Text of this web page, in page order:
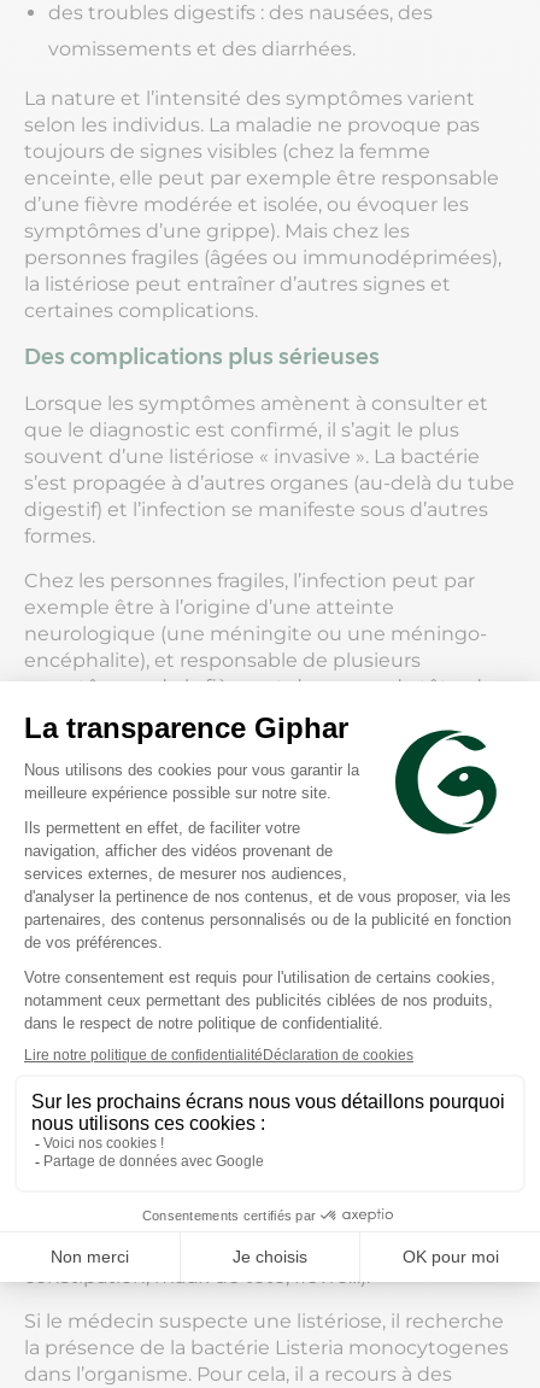
des troubles digestifs : des nausées, des
vomissements et des diarrhées.
La nature et l’intensité des symptômes varient
selon les individus. La maladie ne provoque pas
toujours de signes visibles (chez la femme
enceinte, elle peut par exemple être responsable
d’une fièvre modérée et isolée, ou évoquer les
symptômes d’une grippe). Mais chez les
personnes fragiles (âgées ou immunodéprimées),
la listériose peut entraîner d’autres signes et
certaines complications.
Des complications plus sérieuses
Lorsque les symptômes amènent à consulter et
que le diagnostic est confirmé, il s’agit le plus
souvent d’une listériose « invasive ». La bactérie
s’est propagée à d’autres organes (au-delà du tube
digestif) et l’infection se manifeste sous d’autres
formes.
Chez les personnes fragiles, l’infection peut par
exemple être à l’origine d’une atteinte
neurologique (une méningite ou une méningo-
encéphalite), et responsable de plusieurs
symptômes : de la fièvre et des maux de tête, des
nausées et des vomissements, et parfois des
troubles du comportement. Des symptômes
neurologiques peuvent ensuite persister. Si la
bactérie passe dans le sang, on parle de « listériose
bactériémique », avec l’apparition de fièvre ou de
frissons. Une bactériémie peut aussi engendrer
une infection des prothèses portées par certains
patients (prothèses articulaires ou vasculaires).
Même si cela reste rare, la listériose peut enfin être
à l’origine d’une pleurésie ou d’une pneumonie
(infection pulmonaire).
Comment réagir en cas de symptômes ?
Toute fièvre inexpliquée chez la femme enceinte
doit amener à consulter en urgence, comme
personnes âgées ou immunodéprimées, et chez
les nourrissons (vomissements, diarrhées ou
constipation, maux de tête, fièvre…).
Si le médecin suspecte une listériose, il recherche
la présence de la bactérie Listeria monocytogenes
dans l’organisme. Pour cela, il a recours à des